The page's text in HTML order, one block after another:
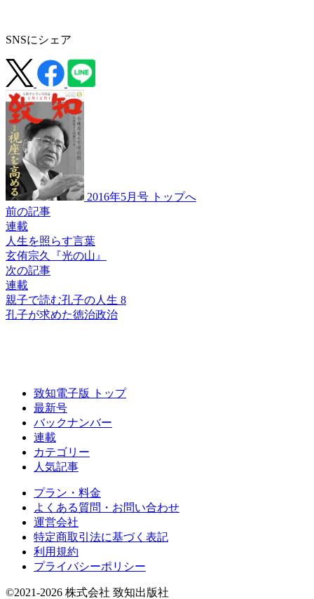
SNSにシェア
2016年5月号 トップへ
前の記事
連載
人生を照らす言葉
玄侑宗久『光の山』
次の記事
連載
親子で読む孔子の人生 8
孔子が求めた徳治政治
致知電子版 トップ
最新号
バックナンバー
連載
カテゴリー
人気記事
プラン・料金
よくある質問・お問い合わせ
運営会社
特定商取引法に基づく表記
利用規約
プライバシーポリシー
©2021-2026 株式会社 致知出版社